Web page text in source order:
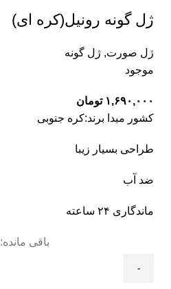
ژل گونه رونیل(کره ای)
ژل صورت, ژل گونه
موجود
۱,۶۹۰,۰۰۰ تومان
کشور مبدا برند:کره جنوبی
طراحی بسیار زیبا
ضد آب
ماندگاری ۲۴ ساعته
باقی مانده: